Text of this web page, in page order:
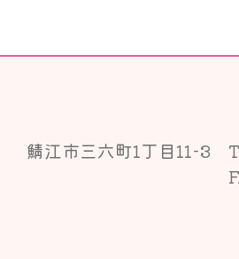
鯖江市三六町1丁目11-3